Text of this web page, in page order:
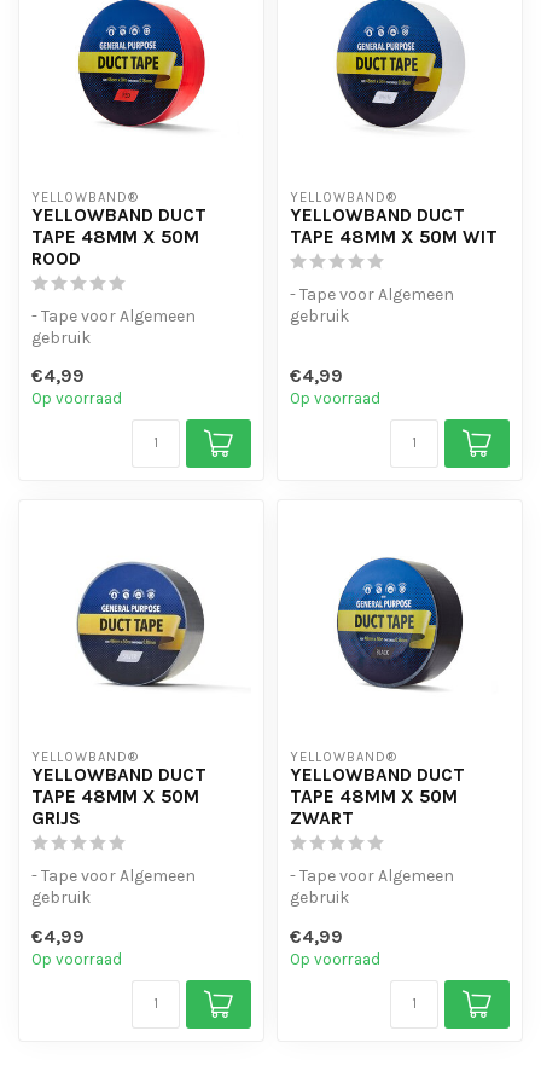
YELLOWBAND®
YELLOWBAND DUCT
TAPE 48MM X 50M
ROOD
- Tape voor Algemeen
gebruik
sterk.
- Diverse kleuren...
€4,99
Op voorraad
YELLOWBAND®
YELLOWBAND DUCT
TAPE 48MM X 50M WIT
- Tape voor Algemeen
gebruik
- Diverse kleuren...
€4,99
Op voorraad
YELLOWBAND®
YELLOWBAND DUCT
TAPE 48MM X 50M
GRIJS
- Tape voor Algemeen
gebruik
sterk.
- Diverse kleuren...
€4,99
Op voorraad
YELLOWBAND®
YELLOWBAND DUCT
TAPE 48MM X 50M
ZWART
- Tape voor Algemeen
gebruik
sterk.
- Diverse kleuren...
€4,99
Op voorraad